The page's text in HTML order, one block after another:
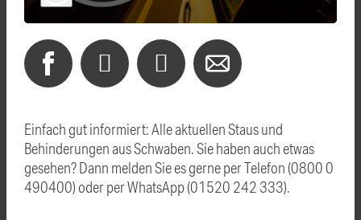
Einfach gut informiert: Alle aktuellen Staus und
Behinderungen aus Schwaben. Sie haben auch etwas
gesehen? Dann melden Sie es gerne per Telefon (0800 0
490400) oder per WhatsApp (01520 242 333).